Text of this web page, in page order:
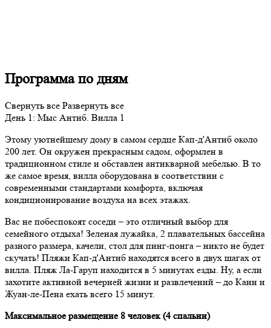
Программа по дням
Свернуть все Развернуть все
День 1 : Мыс Антиб. Вилла 1
Этому уютнейшему дому в самом сердце Кап-д'Антиб около
200 лет. Он окружен прекрасным садом, оформлен в
традиционном стиле и обставлен антикварной мебелью. В то
же самое время, вилла оборудована в соответствии с
современными стандартами комфорта, включая
кондиционирование воздуха на всех этажах.
Вас не побеспокоят соседи – это отличный выбор для
семейного отдыха! Зеленая лужайка, 2 плавательных бассейна
разного размера, качели, стол для пинг-понга – никто не будет
скучать! Пляжи Кап-д'Антиб находятся всего в двух шагах от
вилла. Пляж Ла-Гаруп находится в 5 минутах езды. Ну, а если
захотите активной вечерней жизни и развлечений – до Канн и
Жуан-ле-Пена ехать всего 15 минут.
Максимальное размещение 8 человек (4 спальни)